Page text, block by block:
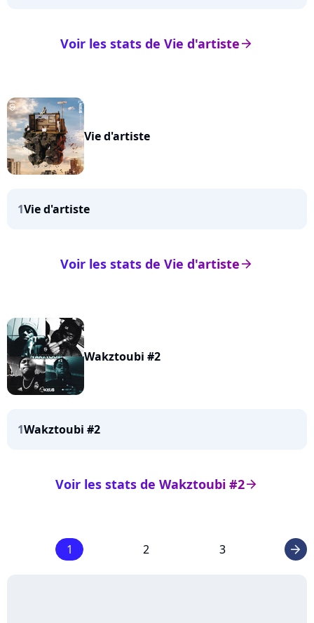
arrow_right
Voir les stats de Vie d'artiste
Vie d'artiste
1Vie d'artiste
arrow_right
Voir les stats de Vie d'artiste
Wakztoubi #2
1Wakztoubi #2
arrow_right
Voir les stats de Wakztoubi #2
1 2 3 arrow_right